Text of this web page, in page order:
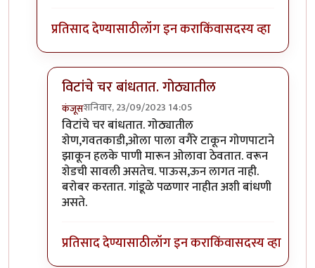
प्रतिसाद देण्यासाठीलॉग इन कराकिंवासदस्य व्हा
विटांचे चर बांधतात. गोठ्यातील
कंजूसशनिवार, 23/09/2023 14:05
In reply toगांडूळ खत जमिनीवर करता येत
विटांचे चर बांधतात. गोठ्यातील
शेण,गवतकाडी,ओला पाला वगैरे टाकून गोणपाटाने
झाकून हलके पाणी मारून ओलावा ठेवतात. वरून
शेडची सावली असतेच. पाऊस,ऊन लागत नाही.
बरोबर करतात. गांडूळे पळणार नाहीत अशी बांधणी
असते.
प्रतिसाद देण्यासाठीलॉग इन कराकिंवासदस्य व्हा